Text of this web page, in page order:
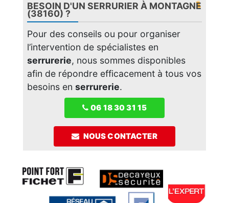
BESOIN D'UN SERRURIER À MONTAGNE
(38160) ?
Pour des conseils ou pour organiser
l’intervention de spécialistes en
serrurerie, nous sommes disponibles
afin de répondre efficacement à tous vos
besoins en serrurerie.
06 18 30 31 15
NOUS CONTACTER